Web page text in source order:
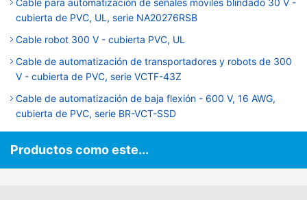
Cable para automatización de señales móviles blindado 30 V -
cubierta de PVC, UL, serie NA20276RSB
Cable robot 300 V - cubierta PVC, UL
Cable de automatización de transportadores y robots de 300
V - cubierta de PVC, serie VCTF-43Z
Cable de automatización de baja flexión - 600 V, 16 AWG,
cubierta de PVC, serie BR-VCT-SSD
Productos como este...